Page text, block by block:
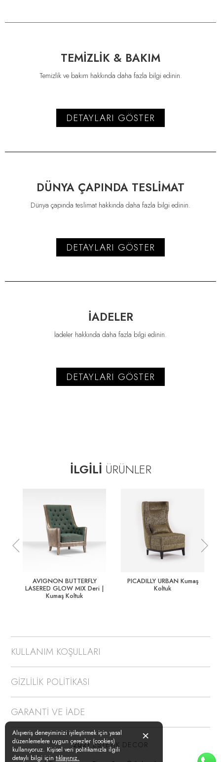
TEMİZLİK & BAKIM
Temizlik ve bakım hakkında daha fazla bilgi edinin.
DETAYLARI GÖSTER
DÜNYA ÇAPINDA TESLİMAT
Dünya çapında teslimat hakkında daha fazla bilgi edinin.
DETAYLARI GÖSTER
İADELER
İadeler hakkında daha fazla bilgi edinin.
DETAYLARI GÖSTER
İLGİLİ ÜRÜNLER
AVIGNON BUTTERFLY
LASERED GLOW MIX Deri |
Kumaş Koltuk
PICADILLY URBAN Kumaş
Koltuk
Previous
KULLANIM KOŞULLARI
GİZLİLİK POLİTİKASI
GARANTİ VE İADE
2021 ESTETIK DECOR
×
Alışveriş deneyiminizi iyileştirmek için yasal
düzenlemelere uygun çerezler (cookies)
kullanıyoruz. Kişisel veri politikamızla ilgili
detaylı bilgi için tıklayınız.